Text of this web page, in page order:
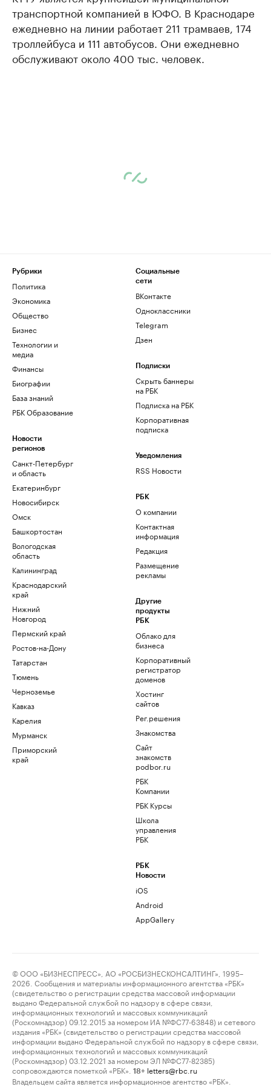
транспортной компанией в ЮФО. В Краснодаре
ежедневно на линии работает 211 трамваев, 174
троллейбуса и 111 автобусов. Они ежедневно
обслуживают около 400 тыс. человек.
Рубрики
Политика
Экономика
Общество
Бизнес
Технологии и
медиа
Финансы
Биографии
База знаний
РБК Образование
Новости
регионов
Санкт-Петербург
и область
Екатеринбург
Новосибирск
Омск
Башкортостан
Вологодская
область
Калининград
Краснодарский
край
Нижний
Новгород
Пермский край
Ростов-на-Дону
Татарстан
Тюмень
Черноземье
Кавказ
Карелия
Мурманск
Приморский
край
Социальные
сети
ВКонтакте
Одноклассники
Telegram
Дзен
Подписки
Скрыть баннеры
на РБК
Подписка на РБК
Корпоративная
подписка
Уведомления
RSS Новости
РБК
О компании
Контактная
информация
Редакция
Размещение
рекламы
Другие
продукты
РБК
Облако для
бизнеса
Корпоративный
регистратор
доменов
Хостинг
сайтов
Рег.решения
Знакомства
Сайт
знакомств
podbor.ru
РБК
Компании
РБК Курсы
Школа
управления
РБК
РБК
Новости
iOS
Android
AppGallery
© ООО «БИЗНЕСПРЕСС», АО «РОСБИЗНЕСКОНСАЛТИНГ», 1995–
2026. Сообщения и материалы информационного агентства «РБК»
(свидетельство о регистрации средства массовой информации
выдано Федеральной службой по надзору в сфере связи,
информационных технологий и массовых коммуникаций
(Роскомнадзор) 09.12.2015 за номером ИА №ФС77-63848) и сетевого
издания «РБК» (свидетельство о регистрации средства массовой
информации выдано Федеральной службой по надзору в сфере связи,
информационных технологий и массовых коммуникаций
(Роскомнадзор) 03.12.2021 за номером ЭЛ №ФС77-82385)
сопровождаются пометкой «РБК».
18+ letters@rbc.ru
Владельцем сайта является информационное агентство «РБК».